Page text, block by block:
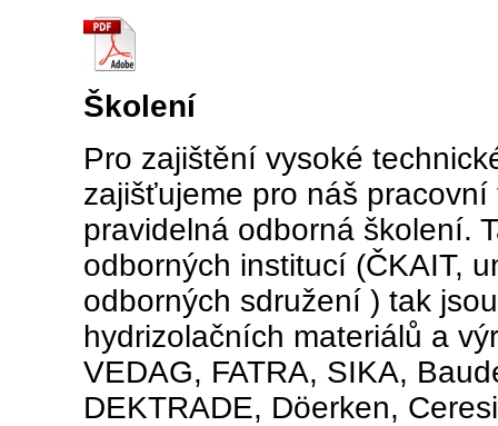
Školení
Pro zajištění vysoké
zajišťujeme pro náš
pravidelná odborná školení.
odborných institucí (ČKAIT,
odborných sdružení ) tak
hydrizolačních materiálů a
VEDAG, FATRA, SIKA,
DEKTRADE, Döerken,